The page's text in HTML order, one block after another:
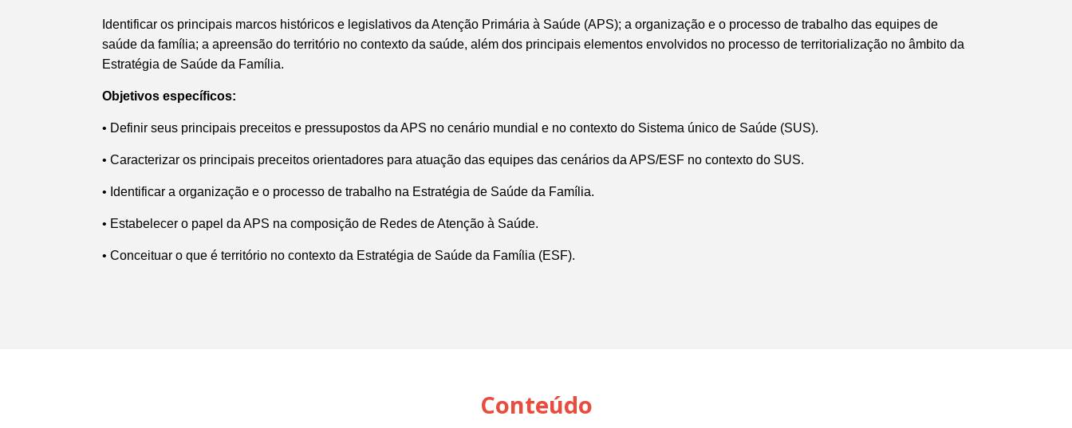
Identificar os principais marcos históricos e legislativos da Atenção Primária à Saúde (APS); a organização e o processo de trabalho das equipes de
saúde da família; a apreensão do território no contexto da saúde, além dos principais elementos envolvidos no processo de territorialização no âmbito da
Estratégia de Saúde da Família.
Objetivos específicos:
• Definir seus principais preceitos e pressupostos da APS no cenário mundial e no contexto do Sistema único de Saúde (SUS).
• Caracterizar os principais preceitos orientadores para atuação das equipes das cenários da APS/ESF no contexto do SUS.
• Identificar a organização e o processo de trabalho na Estratégia de Saúde da Família.
• Estabelecer o papel da APS na composição de Redes de Atenção à Saúde.
• Conceituar o que é território no contexto da Estratégia de Saúde da Família (ESF).
Conteúdo